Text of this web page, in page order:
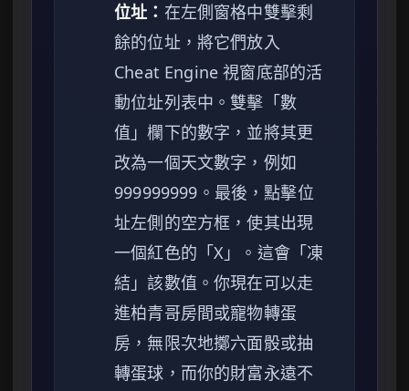
位址： 在左側窗格中雙擊剩
餘的位址，將它們放入
Cheat Engine 視窗底部的活
動位址列表中。雙擊「數
值」欄下的數字，並將其更
改為一個天文數字，例如
999999999。最後，點擊位
址左側的空方框，使其出現
一個紅色的「X」。這會「凍
結」該數值。你現在可以走
進柏青哥房間或寵物轉蛋
房，無限次地擲六面骰或抽
轉蛋球，而你的財富永遠不